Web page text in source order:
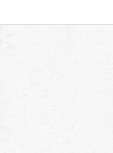
- lue lisää tästä!